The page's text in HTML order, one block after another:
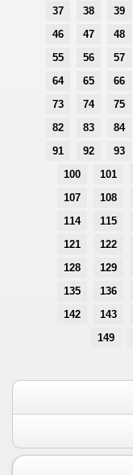
37
38 39
46
47 48
55
56 57
64
65 66
73
74 75
82
83 84
91
92 93
100
101
107
108
114
115
121
122
128
129
135
136
142
143
149